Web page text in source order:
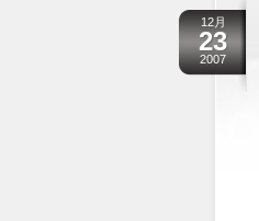
12月
23
2007